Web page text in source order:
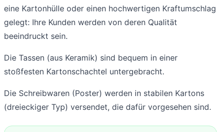
eine Kartonhülle oder einen hochwertigen Kraftumschlag
gelegt: Ihre Kunden werden von deren Qualität
beeindruckt sein.
Die Tassen (aus Keramik) sind bequem in einer
stoßfesten Kartonschachtel untergebracht.
Die Schreibwaren (Poster) werden in stabilen Kartons
(dreieckiger Typ) versendet, die dafür vorgesehen sind.